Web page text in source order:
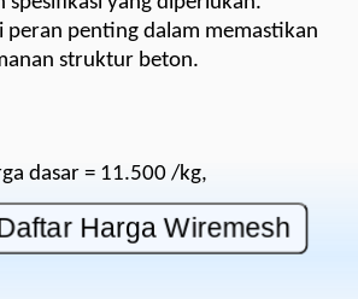
peran penting dalam memastikan
struktur beton.
dasar = 11.500 /kg,